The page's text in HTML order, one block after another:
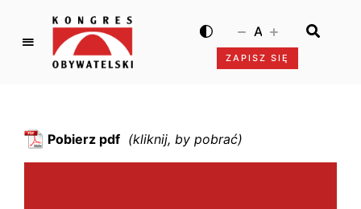
K
g
ZAPISZ SIĘ
A
Pobierz pdf